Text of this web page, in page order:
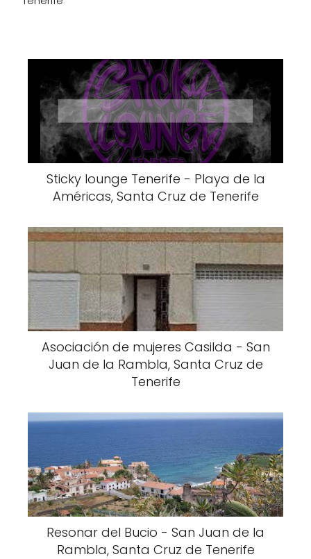
Sticky lounge Tenerife - Playa de la
Américas, Santa Cruz de Tenerife
Asociación de mujeres Casilda - San
Juan de la Rambla, Santa Cruz de
Tenerife
Resonar del Bucio - San Juan de la
Rambla, Santa Cruz de Tenerife